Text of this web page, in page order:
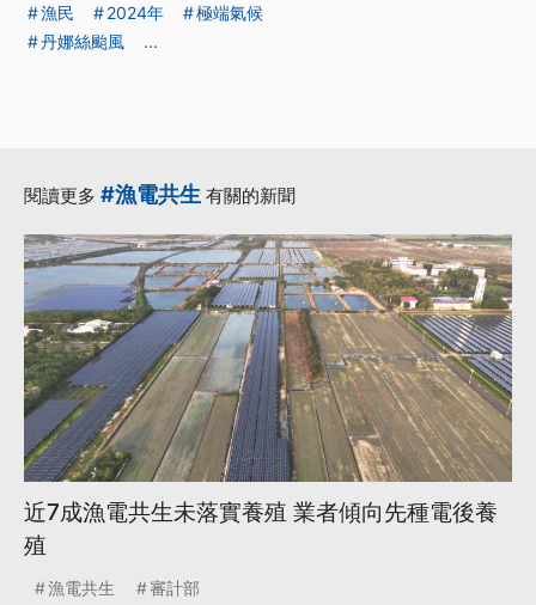
漁民
2024年
極端氣候
丹娜絲颱風
...
閱讀更多 #漁電共生 有關的新聞
近7成漁電共生未落實養殖 業者傾向先種電後養
殖
漁電共生 審計部